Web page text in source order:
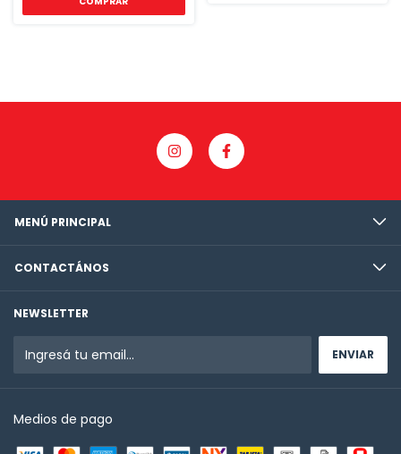
MENÚ PRINCIPAL
CONTACTÁNOS
NEWSLETTER
Medios de pago